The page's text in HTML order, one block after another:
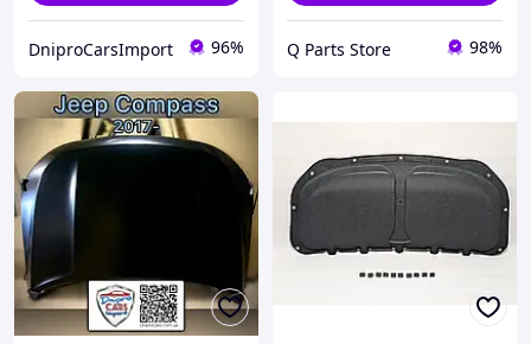
DniproCarsImport 96% Q Parts Store 98%